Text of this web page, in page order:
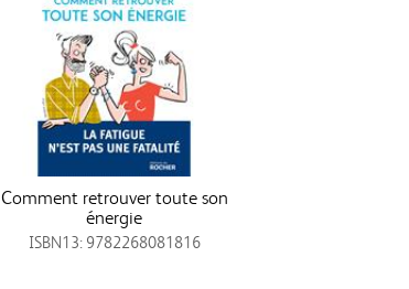
Comment retrouver toute son
énergie
ISBN13: 9782268081816